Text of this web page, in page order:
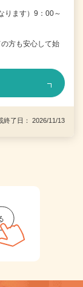
ります）9：00～
方も安心して始
了日： 2026/11/13